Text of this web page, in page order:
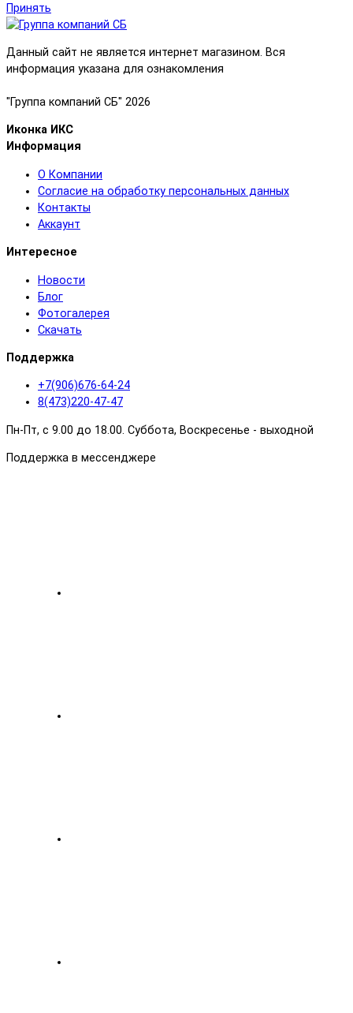
Принять
Данный сайт не является интернет магазином. Вся
информация указана для ознакомления
"Группа компаний СБ" 2026
Иконка ИКС
Информация
О Компании
Согласие на обработку персональных данных
Контакты
Аккаунт
Интересное
Новости
Блог
Фотогалерея
Скачать
Поддержка
+7(906)676-64-24
8(473)220-47-47
Пн-Пт, с 9.00 до 18.00. Суббота, Воскресенье - выходной
Поддержка в мессенджере